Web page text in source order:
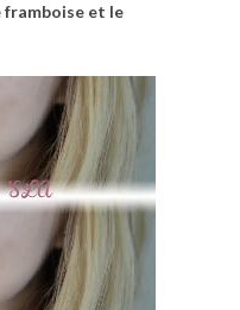
framboise et le